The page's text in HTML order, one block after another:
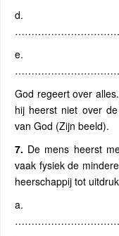
d.
e.
God regeert over
hij heerst niet over
van God (Zijn beeld).
7. De mens heerst
vaak fysiek de
heerschappij tot
a.